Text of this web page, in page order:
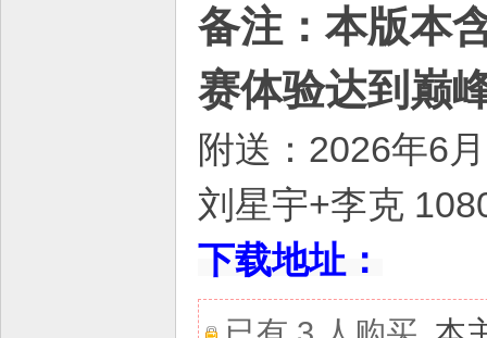
备注：本版本
赛体验达到巅
附送：2026年6
刘星宇+李克
下载地址：